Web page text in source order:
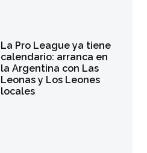
La Pro League ya tiene
calendario: arranca en
la Argentina con Las
Leonas y Los Leones
locales